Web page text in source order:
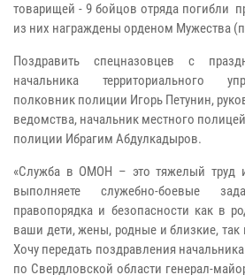
товарищей - 9 бойцов отряда погибли
из них награждены орденом Мужества
Поздравить спецназовцев с
начальника территориального
полковник полиции Игорь Петунин,
ведомства, начальник местного
полиции Ибрагим Абдулкадыров.
«Служба в ОМОН – это тяжелый труд
выполняете служебно-боевые
правопорядка и безопасности как в
ваши дети, жены, родные и близкие, так
Хочу передать поздравления
по Свердловской области генерал-